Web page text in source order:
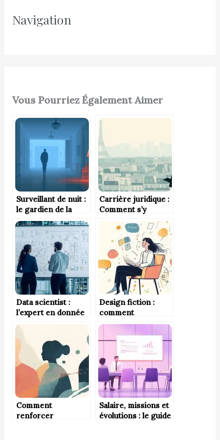
e
Navigation
Vous Pourriez Également Aimer
Surveillant de nuit :
le gardien de la
tranquillité
nocturne
Carrière juridique :
Comment s’y
préparer dès le
lycée ?
Data scientist :
l’expert en donnée
Design fiction :
comment
l’imaginaire inspire
l’innovation de
demain ?
Comment
renforcer
Salaire, missions et
évolutions : le guide